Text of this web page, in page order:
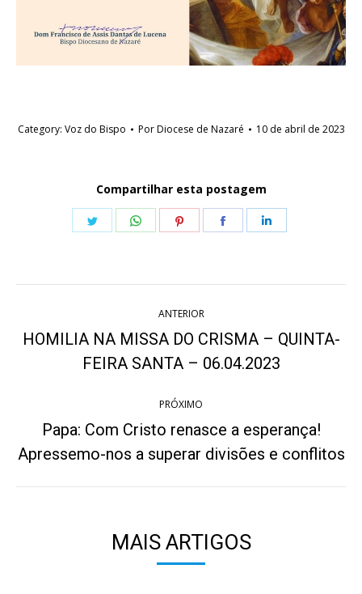
Category: Voz do Bispo PorDiocese de Nazaré 10 de abril de 2023
Compartilhar esta postagem
Share
Share
Share
Share
de
ANTERIOR
Post
anterior:
HOMILIA NA MISSA DO CRISMA – QUINTA-
FEIRA SANTA – 06.04.2023
PRÓXIMO
Próximo
post:
Papa: Com Cristo renasce a esperança!
Apressemo-nos a superar divisões e conflitos
MAIS ARTIGOS